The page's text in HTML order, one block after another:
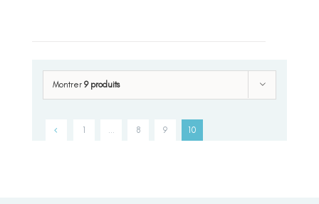
Montrer 9 produits
1 8 9 10